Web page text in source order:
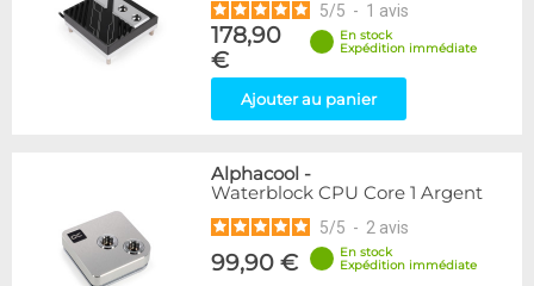
5/5 - 1 avis
178,90
€
En stock
Expédition immédiate
Ajouter au panier
Alphacool -
Waterblock CPU Core 1 Argent
5/5 - 2 avis
99,90 €
En stock
Expédition immédiate